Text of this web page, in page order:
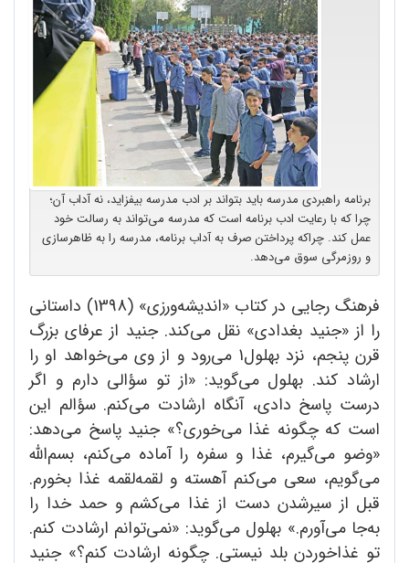
برنامه راهبردی مدرسه باید بتواند بر ادب مدرسه بیفزاید، نه آداب آن؛
چرا که با رعایت ادب برنامه است که مدرسه می‌تواند به رسالت خود
عمل کند. چراکه پرداختن صرف به آداب برنامه، مدرسه را به ظاهرسازی
و روزمر‌گی سوق می‌دهد.
فرهنگ رجایی در کتاب «اندیشه‌ورزی» (1398) داستانی
را از «جنید بغدادی» نقل می‌کند. جنید از عرفای بزرگ
قرن پنجم، نزد بهلول1 می‌رود و از وی می‌خواهد او را
ارشاد کند. بهلول می‌گوید: «از تو سؤالی دارم و اگر
درست پاسخ دادی، آنگاه ارشادت می‌کنم. سؤالم این
است که چگونه غذا می‌خوری؟» جنید پاسخ می‌دهد:
«وضو می‌گیرم، غذا و سفره را آماده می‌کنم، بسم‌الله
می‌گویم، سعی می‌کنم آهسته و لقمه‌لقمه غذا بخورم.
قبل از سیرشدن دست از غذا می‌کشم و حمد خدا را
به‌جا می‌آورم.» بهلول می‌گوید: «نمی‌توانم ارشادت کنم.
تو غذاخوردن بلد نیستی. چگونه ارشادت کنم؟» جنید